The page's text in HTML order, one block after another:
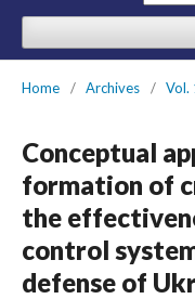
Home / Archives / Vol.
Conceptual
formation of
the
control
defense of